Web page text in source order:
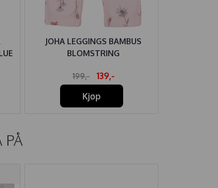
JOHA LEGGINGS BAMBUS
BLOMSTRING
199,-
139,-
Kjøp
PÅ